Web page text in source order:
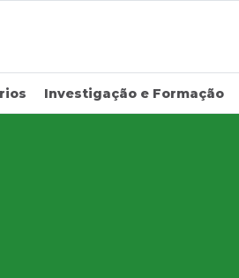
Investigação e Formação